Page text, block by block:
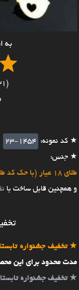
به
(731 کاربر امتیاز داده اند)
★ کد نمونه: 23-1454
★ جنس:
طلای 18 عیار (با حک کد طلای 18 عیار پشت کار)
و همچنین قابل ساخت با
★تخفیف جشنواره تابستانه
مدت محدود برای این
★تخفیف جشنواره تابستانه